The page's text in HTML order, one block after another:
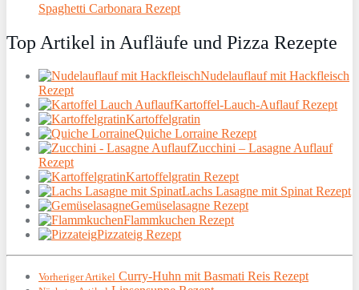
Spaghetti Carbonara Rezept
Top Artikel in Aufläufe und Pizza Rezepte
Nudelauflauf mit Hackfleisch
Rezept
Kartoffel-Lauch-Auflauf Rezept
Kartoffelgratin
Quiche Lorraine Rezept
Zucchini – Lasagne Auflauf
Rezept
Kartoffelgratin Rezept
Lachs Lasagne mit Spinat Rezept
Gemüselasagne Rezept
Flammkuchen Rezept
Pizzateig Rezept
Vorheriger Artikel Curry-Huhn mit Basmati Reis Rezept